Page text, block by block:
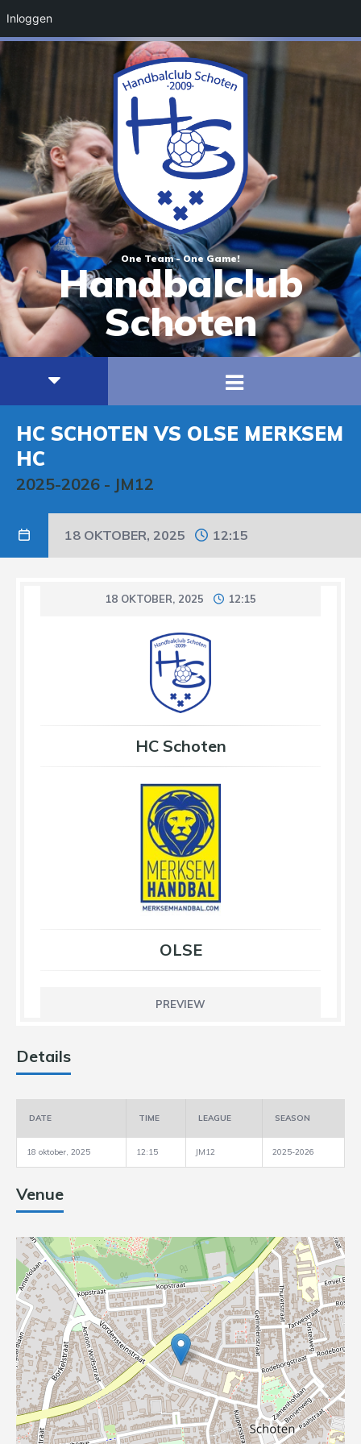
One Team - One Game!
Handbalclub
Schoten
HC SCHOTEN VS OLSE MERKSEM
HC
2025-2026 - JM12
18 OKTOBER, 2025 12:15
18 OKTOBER, 2025 12:15
HC Schoten
OLSE
PREVIEW
Details
DATE TIME LEAGUE SEASON
18 oktober, 2025 12:15 JM12 2025-2026
Venue
Inloggen